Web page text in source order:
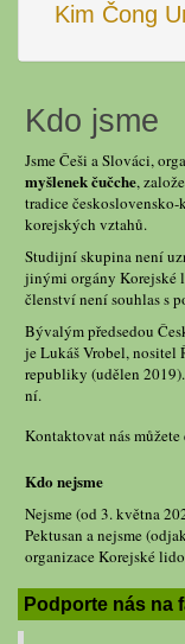
Kim Čong
Kdo jsme
Jsme Češi a Slováci,
myšlenek čučche,
tradice
korejských vztahů.
Studijní skupina není
jinými orgány Korejské
členství není souhlas s
Bývalým předsedou
je Lukáš Vrobel, nositel
republiky (udělen
ní.
Kontaktovat nás můžete
Kdo nejsme
Nejsme (od 3. května
Pektusan a nejsme
organizace Korejské
Podporte nás na